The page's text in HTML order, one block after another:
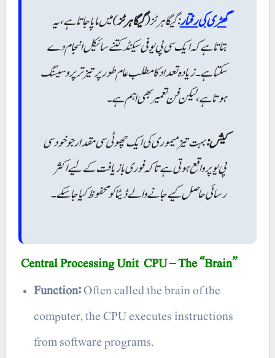
گھڑی کی رفتار: گیگاہرٹز (گیگا ہرٹز) میں ماپا جاتا ہے، یہ
بتاتا ہے کہ ایک سی پی یو فی سیکنڈ کتنے سائیکل انجام دے
سکتا ہے۔ زیادہ تعداد کا مطلب عام طور پر تیز تر پروسیسنگ
ہوتا ہے، لیکن فن تعمیر بھی اہم ہے۔
کیش:بہت تیز میموری کی ایک چھوٹی سی مقدار جو خود سی
پی یو پر واقع ہوتی ہے تاکہ فوری بازیافت کے لیے اکثر
رسائی حاصل کیے جانے والے ڈیٹا کو محفوظ کیا جا سکے۔
Central Processing Unit CPU – The “Brain”
Function:Often called the brain of the
computer, the CPU executes instructions
from software programs.